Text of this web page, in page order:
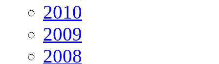
2010
2009
2008